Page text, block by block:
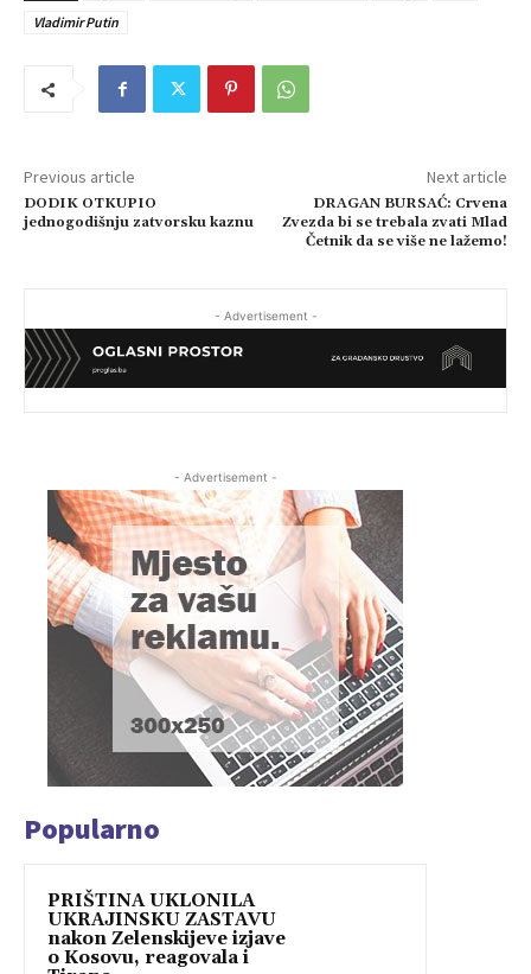
Vladimir Putin
Previous article
DODIK OTKUPIO
jednogodišnju zatvorsku kaznu
Next article
DRAGAN BURSAĆ: Crvena
Zvezda bi se trebala zvati Mlad
Četnik da se više ne lažemo!
- Advertisement -
- Advertisement -
Popularno
PRIŠTINA UKLONILA
UKRAJINSKU ZASTAVU
nakon Zelenskijeve izjave
o Kosovu, reagovala i